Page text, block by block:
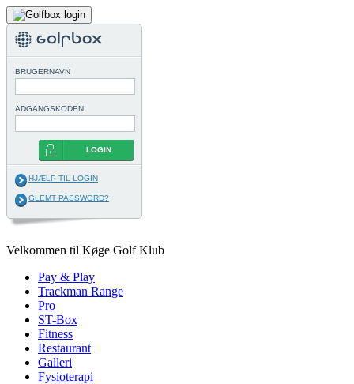
BRUGERNAVN
ADGANGSKODEN
LOGIN
HJÆLP TIL LOGIN
GLEMT PASSWORD?
Velkommen til Køge Golf Klub
Pay & Play
Trackman Range
Pro
ST-Box
Fitness
Restaurant
Galleri
Fysioterapi